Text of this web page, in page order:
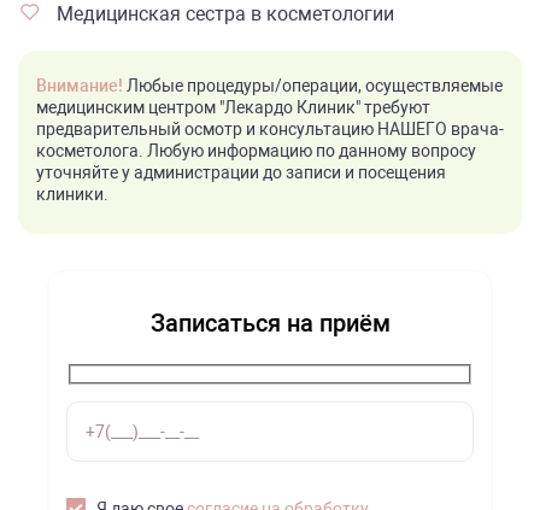
Медицинская сестра в косметологии
Внимание! Любые процедуры/операции, осуществляемые
медицинским центром "Лекардо Клиник" требуют
предварительный осмотр и консультацию НАШЕГО врача-
косметолога. Любую информацию по данному вопросу
уточняйте у администрации до записи и посещения
клиники.
Записаться на приём